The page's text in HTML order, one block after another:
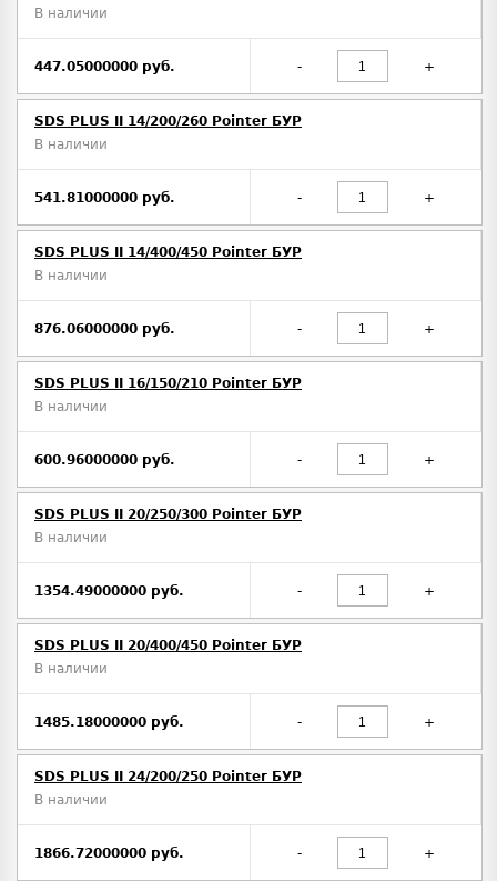
В наличии
447.05000000 руб. - +
SDS PLUS II 14/200/260 Pointer БУР
В наличии
541.81000000 руб. - +
SDS PLUS II 14/400/450 Pointer БУР
В наличии
876.06000000 руб. - +
SDS PLUS II 16/150/210 Pointer БУР
В наличии
600.96000000 руб. - +
SDS PLUS II 20/250/300 Pointer БУР
В наличии
1354.49000000 руб. - +
SDS PLUS II 20/400/450 Pointer БУР
В наличии
1485.18000000 руб. - +
SDS PLUS II 24/200/250 Pointer БУР
В наличии
1866.72000000 руб. - +